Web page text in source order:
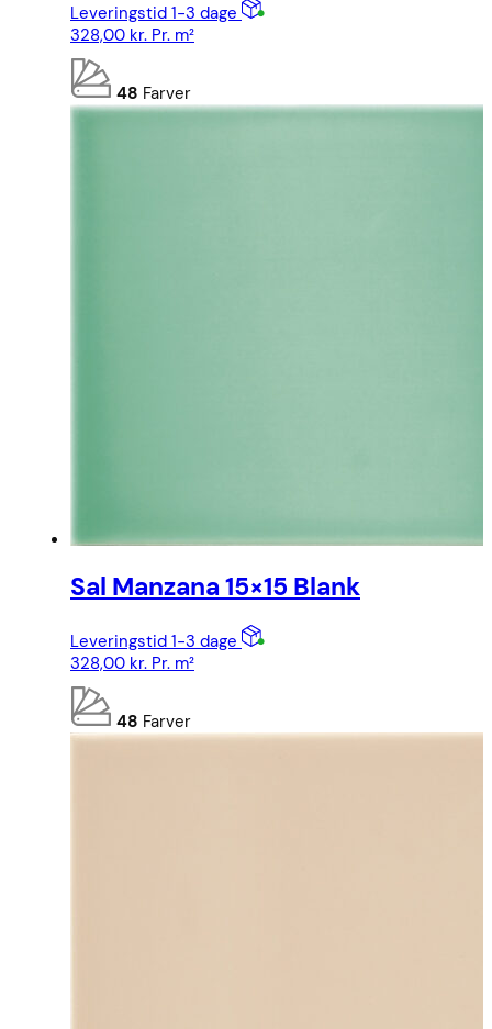
Leveringstid 1-3 dage
328,00 kr. Pr. m²
48 Farver
Sal Manzana 15×15 Blank
Leveringstid 1-3 dage
328,00 kr. Pr. m²
48 Farver